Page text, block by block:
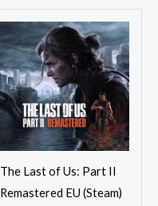
The Last of Us: Part II
Remastered EU (Steam)